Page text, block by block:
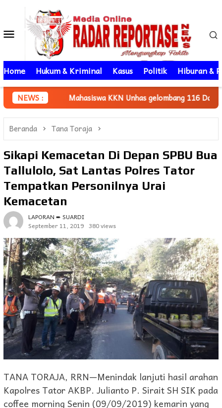
kontenMenu
Mobile
Home Hukum & Kriminal Kasus Politik Hiburan &
NEWS :
Mahasiswa KKN Unhas gelombang 116 Dampingi UMKM
Beranda Tana Toraja
Sikapi Kemacetan Di Depan SPBU Bua
Tallulolo, Sat Lantas Polres Tator
Tempatkan Personilnya Urai
Kemacetan
LAPORAN ➨ SUARDI
September 11, 2019 380 views
TANA TORAJA, RRN—Menindak lanjuti hasil arahan
Kapolres Tator AKBP. Julianto P. Sirait SH SIK pada
coffee morning Senin (09/09/2019) kemarin yang